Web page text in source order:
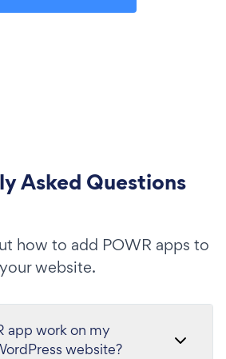
Asked Questions
how to add POWR apps to
your website.
app work on my
website?